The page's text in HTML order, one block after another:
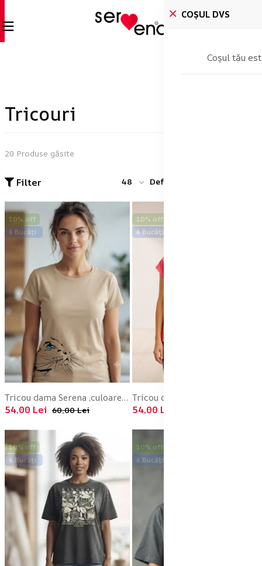
COȘUL DVS
Coșul tău
Tricouri
20 Produse găsite
Filter 48 Default
10% off
6 Bucăți
Tricou dama Serena ,culoarea Crem,Engros
54,00 Lei 60,00 Lei
10% off
6 Bucăți
54,00 Lei
10% off
6 Bucăți
10% off
6 Bucăți